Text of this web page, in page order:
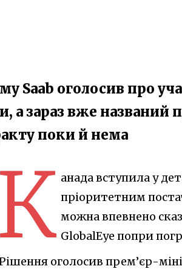
Saab оголосив про
а зараз вже
поки й нема
К анада вступила у
пріоритетним
можна впевнено
GlobalEye попри
оголосив прем’єр-